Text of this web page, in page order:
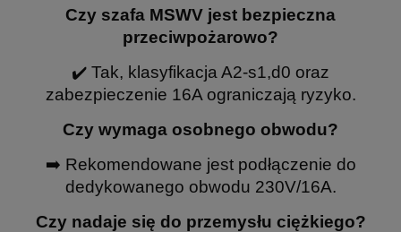
Czy szafa MSWV jest bezpieczna
przeciwpożarowo?
✔️ Tak, klasyfikacja A2-s1,d0 oraz
zabezpieczenie 16A ograniczają ryzyko.
Czy wymaga osobnego obwodu?
➡️ Rekomendowane jest podłączenie do
dedykowanego obwodu 230V/16A.
Czy nadaje się do przemysłu ciężkiego?